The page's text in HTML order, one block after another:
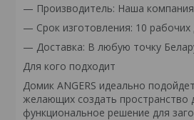
— Производитель: Наша
— Срок изготовления: 10 рабочих
— Доставка: В любую точку
Для кого подходит
Домик ANGERS идеально
желающих создать пространство
функциональное решение для